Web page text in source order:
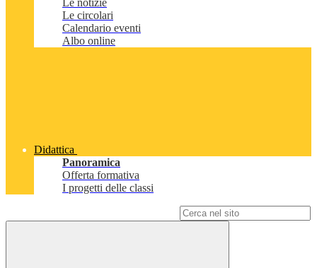
Le notizie
Le circolari
Calendario eventi
Albo online
Didattica
Panoramica
Offerta formativa
I progetti delle classi